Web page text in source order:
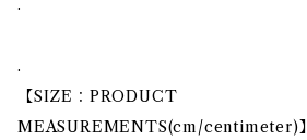
.
.
【SIZE：PRODUCT
MEASUREMENTS(cm/centimeter)】